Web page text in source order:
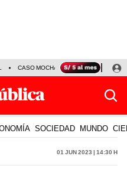
CASO MOCHASUELDOS
SOCIEDAD MUNDO
01 Jun 2023 | 14:30 h